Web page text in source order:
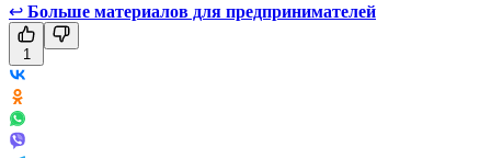
↩ Больше материалов для предпринимателей
1